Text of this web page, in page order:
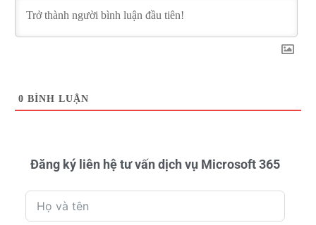
0 BÌNH LUẬN
Đăng ký liên hệ tư vấn dịch vụ Microsoft 365